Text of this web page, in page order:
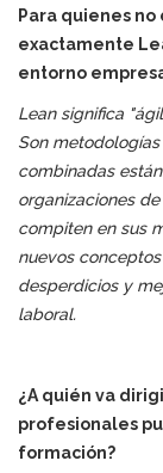
Para quienes
exactamente
entorno
Lean significa
Son
combinadas
organizaciones
compiten en sus
nuevos
desperdicios y
laboral.
¿A quién va
profesionales
formación?